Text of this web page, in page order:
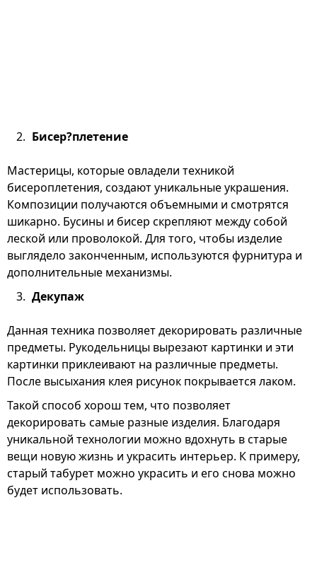
Бисеp?плетениe
Мастерицы, которые овладели техникой
бисероплетения, создают уникальные украшения.
Композиции получаются объемными и смотрятся
шикарно. Бусины и бисер скрепляют между собой
леской или проволокой. Для того, чтобы изделие
выглядело законченным, используются фурнитура и
дополнительные механизмы.
Декупаж
Данная техника позволяет декорировать различные
предметы. Рукодельницы вырезают картинки и эти
картинки приклеивают на различные предметы.
После высыхания клея рисунок покрывается лаком.
Такой способ хорош тем, что позволяет
декорировать самые разные изделия. Благодаря
уникальной технологии можно вдохнуть в старые
вещи новую жизнь и украсить интерьер. К примеру,
старый табурет можно украсить и его снова можно
будет использовать.